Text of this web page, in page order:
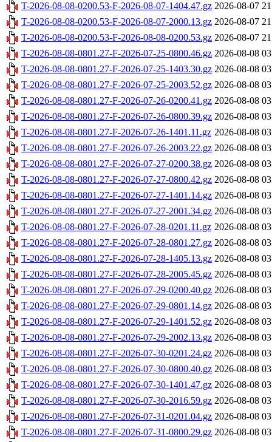
T-2026-08-08-0200.53-F-2026-08-07-1404.47.gz 2026-08-07
T-2026-08-08-0200.53-F-2026-08-07-2000.13.gz 2026-08-07
T-2026-08-08-0200.53-F-2026-08-08-0200.53.gz 2026-08-07
T-2026-08-08-0801.27-F-2026-07-25-0800.46.gz 2026-08-08
T-2026-08-08-0801.27-F-2026-07-25-1403.30.gz 2026-08-08
T-2026-08-08-0801.27-F-2026-07-25-2003.52.gz 2026-08-08
T-2026-08-08-0801.27-F-2026-07-26-0200.41.gz 2026-08-08
T-2026-08-08-0801.27-F-2026-07-26-0800.39.gz 2026-08-08
T-2026-08-08-0801.27-F-2026-07-26-1401.11.gz 2026-08-08
T-2026-08-08-0801.27-F-2026-07-26-2003.22.gz 2026-08-08
T-2026-08-08-0801.27-F-2026-07-27-0200.38.gz 2026-08-08
T-2026-08-08-0801.27-F-2026-07-27-0800.42.gz 2026-08-08
T-2026-08-08-0801.27-F-2026-07-27-1401.14.gz 2026-08-08
T-2026-08-08-0801.27-F-2026-07-27-2001.34.gz 2026-08-08
T-2026-08-08-0801.27-F-2026-07-28-0201.11.gz 2026-08-08
T-2026-08-08-0801.27-F-2026-07-28-0801.27.gz 2026-08-08
T-2026-08-08-0801.27-F-2026-07-28-1405.13.gz 2026-08-08
T-2026-08-08-0801.27-F-2026-07-28-2005.45.gz 2026-08-08
T-2026-08-08-0801.27-F-2026-07-29-0200.40.gz 2026-08-08
T-2026-08-08-0801.27-F-2026-07-29-0801.14.gz 2026-08-08
T-2026-08-08-0801.27-F-2026-07-29-1401.52.gz 2026-08-08
T-2026-08-08-0801.27-F-2026-07-29-2002.13.gz 2026-08-08
T-2026-08-08-0801.27-F-2026-07-30-0201.24.gz 2026-08-08
T-2026-08-08-0801.27-F-2026-07-30-0800.40.gz 2026-08-08
T-2026-08-08-0801.27-F-2026-07-30-1401.47.gz 2026-08-08
T-2026-08-08-0801.27-F-2026-07-30-2016.59.gz 2026-08-08
T-2026-08-08-0801.27-F-2026-07-31-0201.04.gz 2026-08-08
T-2026-08-08-0801.27-F-2026-07-31-0800.29.gz 2026-08-08